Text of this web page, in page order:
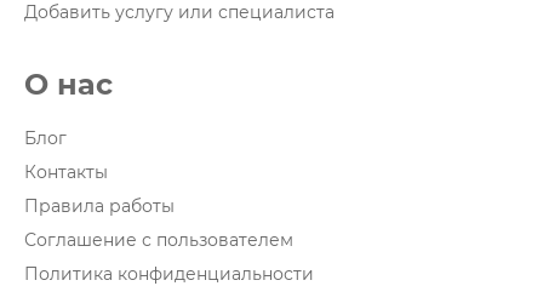
Добавить услугу или специалиста
О нас
Блог
Контакты
Правила работы
Соглашение с пользователем
Политика конфиденциальности